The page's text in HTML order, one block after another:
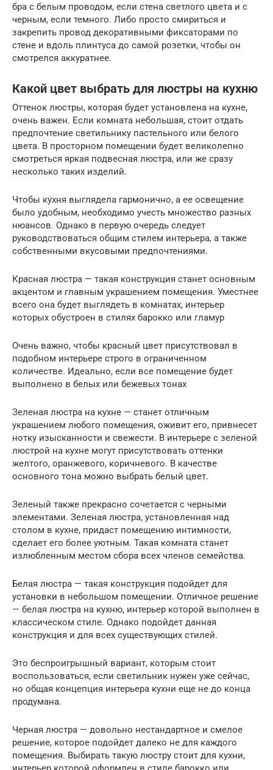
бра с белым проводом, если стена светлого цвета и с
черным, если темного. Либо просто смириться и
закрепить провод декоративными фиксаторами по
стене и вдоль плинтуса до самой розетки, чтобы он
смотрелся аккуратнее.
Какой цвет выбрать для люстры на кухню
Оттенок люстры, которая будет установлена на кухне,
очень важен. Если комната небольшая, стоит отдать
предпочтение светильнику пастельного или белого
цвета. В просторном помещении будет великолепно
смотреться яркая подвесная люстра, или же сразу
несколько таких изделий.
Чтобы кухня выглядела гармонично, а ее освещение
было удобным, необходимо учесть множество разных
нюансов. Однако в первую очередь следует
руководствоваться общим стилем интерьера, а также
собственными вкусовыми предпочтениями.
Красная люстра — такая конструкция станет основным
акцентом и главным украшением помещения. Уместнее
всего она будет выглядеть в комнатах, интерьер
которых обустроен в стилях барокко или гламур
Очень важно, чтобы красный цвет присутствовал в
подобном интерьере строго в ограниченном
количестве. Идеально, если все помещение будет
выполнено в белых или бежевых тонах
Зеленая люстра на кухне — станет отличным
украшением любого помещения, оживит его, привнесет
нотку изысканности и свежести. В интерьере с зеленой
люстрой на кухне могут присутствовать оттенки
желтого, оранжевого, коричневого. В качестве
основного тона можно выбрать белый цвет.
Зеленый также прекрасно сочетается с черными
элементами. Зеленая люстра, установленная над
столом в кухне, придаст помещению интимности,
сделает его более уютным. Такая комната станет
излюбленным местом сбора всех членов семейства.
Белая люстра — такая конструкция подойдет для
установки в небольшом помещении. Отличное решение
— белая люстра на кухню, интерьер которой выполнен в
классическом стиле. Однако подойдет данная
конструкция и для всех существующих стилей.
Это беспроигрышный вариант, которым стоит
воспользоваться, если светильник нужен уже сейчас,
но общая концепция интерьера кухни еще не до конца
продумана.
Черная люстра — довольно нестандартное и смелое
решение, которое подойдет далеко не для каждого
помещения. Выбирать такую люстру стоит для кухни,